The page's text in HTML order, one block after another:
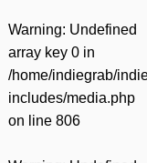
Warning: Undefined
array key 0 in
/home/indiegrab/
includes/media.php
on line 806